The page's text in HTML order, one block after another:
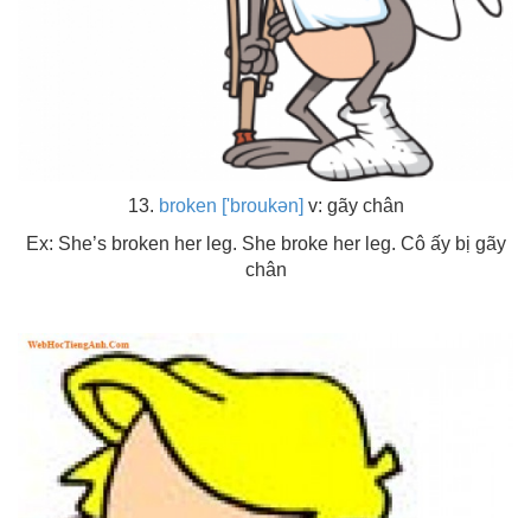
13. broken ['broukən] v: gãy chân
Ex: She’s broken her leg. She broke her leg. Cô ấy bị gãy
chân